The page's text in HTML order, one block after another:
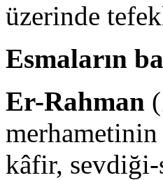
üzerinde
Esmaların
Er-Rahman (اَلرَّحْمَنُ): Esirgeyen, bağışlayan, şefkat ve
kâfir, sevdiği-